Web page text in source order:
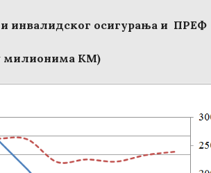
инвалидског осигурања и ПРЕФ
милионима КМ)